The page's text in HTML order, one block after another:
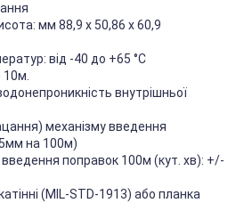
мм 88,9 х 50,86 х 60,9
від -40 до +65 °С
10м.
внутрішньої
механізму введення
на 100м)
поправок 100м (кут. хв): +/-
(MIL-STD-1913) або планка